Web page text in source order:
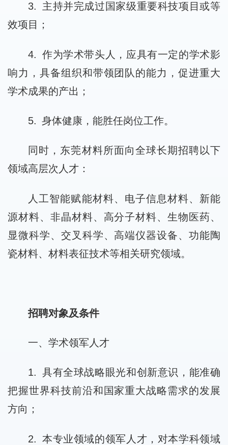
3. 主持并完成过国家级重要科技项目或等
效项目；
4. 作为学术带头人，应具有一定的学术影
响力，具备组织和带领团队的能力，促进重大
学术成果的产出；
5. 身体健康，能胜任岗位工作。
同时，东莞材料所面向全球长期招聘以下
领域高层次人才：
人工智能赋能材料、电子信息材料、新能
源材料、非晶材料、高分子材料、生物医药、
显微科学、交叉科学、高端仪器设备、功能陶
瓷材料、材料表征技术等相关研究领域。
招聘对象及条件
一、学术领军人才
1. 具有全球战略眼光和创新意识，能准确
把握世界科技前沿和国家重大战略需求的发展
方向；
2. 本专业领域的领军人才，对本学科领域